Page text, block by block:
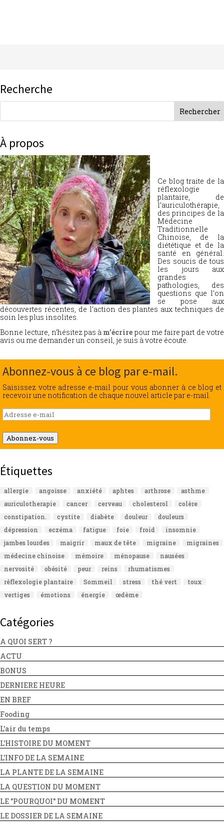
Recherche
À propos
Ce blog traite de la
réflexologie
plantaire, de
l’auriculothérapie,
des principes de la
Médecine
Traditionnelle
Chinoise, de la
diététique et de la
santé en général.
Des soucis de tous
les jours aux
grandes
pathologies, des
questions que l’on
se pose aux
découvertes récentes, de l’action des plantes aux techniques de
soin les plus insolites.
Bonne lecture, n’hésitez pas à m’écrire pour me faire part de votre
avis ou me demander un conseil, je suis à votre écoute.
Abonnez-vous à ce blog par e-mail.
Saisissez votre adresse e-mail pour vous abonner à ce blog et
recevoir une notification de chaque nouvel article par e-mail.
Adresse
e-
mail
Abonnez-vous
Étiquettes
allergie angoisse anxiété aphtes arthrose
asthme
auriculotherapie
cancer cerveau cholesterol
colère
constipation.
cystite diabète douleur
douleurs
dépression
eczéma fatigue foie froid
insomnie
jambes lourdes
maigrir maux de tête migraine
migraines
médecine chinoise
mémoire ménopause
nausées
nervosité
obésité peur reins
rhumatismes
réflexologie plantaire
Sommeil stress thé vert
toux
vertiges
émotions énergie œdème
Catégories
A QUOI SERT ?
ACTU
BONUS
DERNIERE HEURE
EN BREF
Fooding
L'air du temps
L'HISTOIRE DU MOMENT
L'INFO DE LA SEMAINE
LA PLANTE DE LA SEMAINE
LA QUESTION DU MOMENT
LE "POURQUOI" DU MOMENT
LE DOSSIER DE LA SEMAINE